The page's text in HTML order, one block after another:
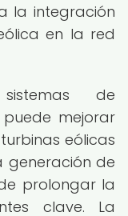
la integración
en la red
de
mejorar
eólicas
generación de
prolongar la
clave. La